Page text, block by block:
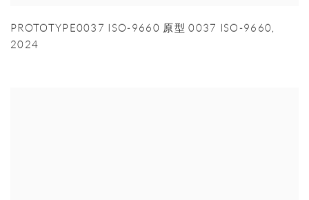
PROTOTYPE0037 ISO-9660 原型 0037 ISO-9660,
2024